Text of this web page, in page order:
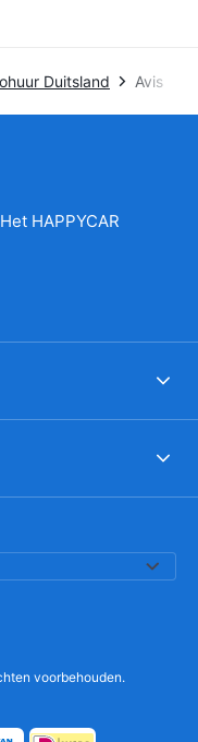
Duitsland Avis
HAPPYCAR
voorbehouden.